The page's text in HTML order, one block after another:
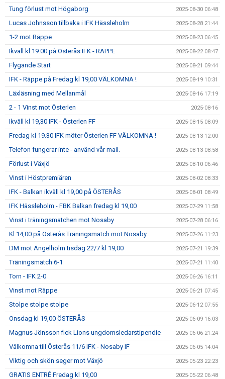
Tung förlust mot Högaborg 2025-08-30 06:48
Lucas Johnsson tillbaka i IFK Hässleholm 2025-08-28 21:44
1-2 mot Räppe 2025-08-23 06:45
Ikväll kl 19.00 på Österås IFK - RÄPPE 2025-08-22 08:47
Flygande Start 2025-08-21 09:44
IFK - Räppe på Fredag kl 19,00 VÄLKOMNA ! 2025-08-19 10:31
Läxläsning med Mellanmål 2025-08-16 17:19
2 - 1 Vinst mot Österlen 2025-08-16
Ikväll kl 19,30 IFK - Österlen FF 2025-08-15 08:09
Fredag kl 19.30 IFK möter Österlen FF VÄLKOMNA ! 2025-08-13 12:00
Telefon fungerar inte - använd vår mail. 2025-08-13 08:58
Förlust i Växjö 2025-08-10 06:46
Vinst i Höstpremiären 2025-08-02 08:33
IFK - Balkan ikväll kl 19,00 på ÖSTERÅS 2025-08-01 08:49
IFK Hässleholm - FBK Balkan fredag kl 19,00 2025-07-29 11:58
Vinst i träningsmatchen mot Nosaby 2025-07-28 06:16
Kl 14,00 på Österås Träningsmatch mot Nosaby 2025-07-26 11:23
DM mot Ängelholm tisdag 22/7 kl 19,00 2025-07-21 19:39
Träningsmatch 6-1 2025-07-21 11:40
Torn - IFK 2-0 2025-06-26 16:11
Vinst mot Räppe 2025-06-21 07:45
Stolpe stolpe stolpe 2025-06-12 07:55
Onsdag kl 19,00 ÖSTERÅS 2025-06-09 16:03
Magnus Jönsson fick Lions ungdomsledarstipendie 2025-06-06 21:24
Välkomna till Österås 11/6 IFK - Nosaby IF 2025-06-05 14:04
Viktig och skön seger mot Växjö 2025-05-23 22:23
GRATIS ENTRÉ Fredag kl 19,00 2025-05-22 06:48